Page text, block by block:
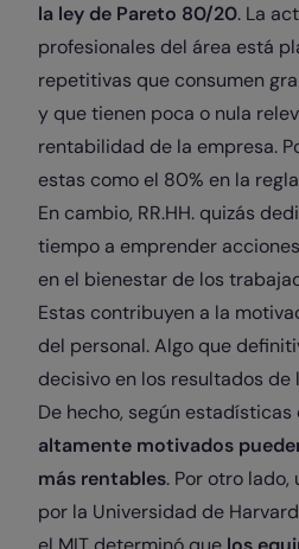
la ley de Pareto 80/20. La
profesionales del área está
repetitivas que consumen
y que tienen poca o nula
rentabilidad de la empresa.
estas como el 80% en la
En cambio, RR.HH. quizás
tiempo a emprender
en el bienestar de los
Estas contribuyen a la
del personal. Algo que
decisivo en los resultados de
De hecho, según estadísticas
altamente motivados
más rentables. Por otro
por la Universidad de